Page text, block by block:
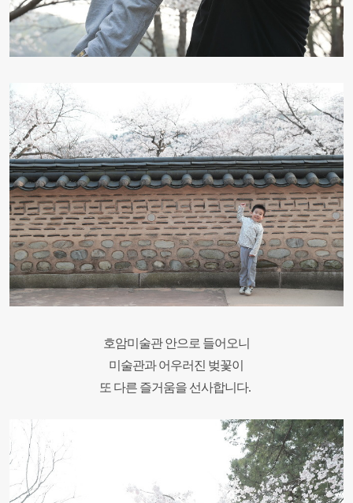
호암미술관 안으로 들어오니
미술관과 어우러진 벚꽃이
또 다른 즐거움을 선사합니다.